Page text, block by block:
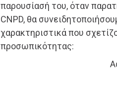
παρουσίασή του, όταν
CNPD, θα
χαρακτηριστικά που
προσωπικότητας: